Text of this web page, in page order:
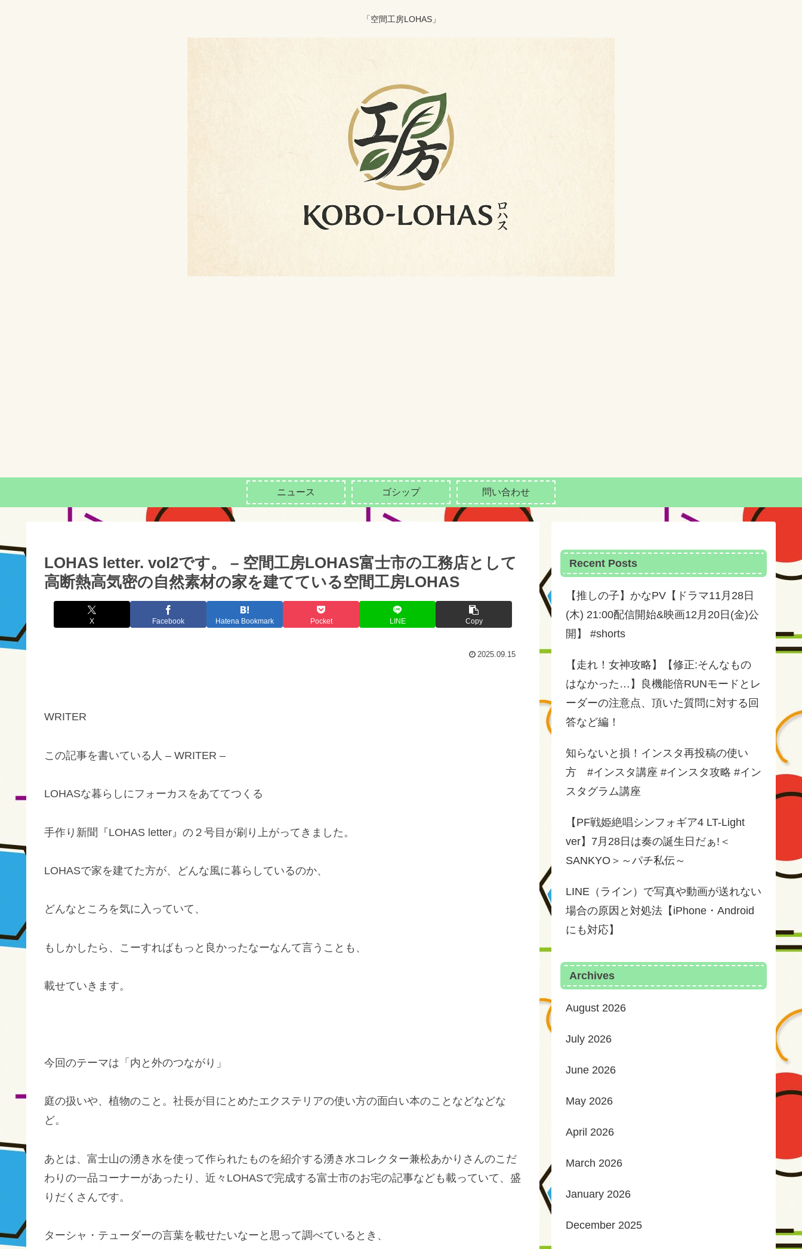
「空間工房LOHAS」
ニュース ゴシップ 問い合わせ
LOHAS letter. vol2です。 – 空間工房LOHAS富士市の工務店として
高断熱高気密の自然素材の家を建てている空間工房LOHAS
X Facebook Hatena Bookmark Pocket LINE Copy
2025.09.15
WRITER
この記事を書いている人 – WRITER –
LOHASな暮らしにフォーカスをあててつくる
手作り新聞『LOHAS letter』の２号目が刷り上がってきました。
LOHASで家を建てた方が、どんな風に暮らしているのか、
どんなところを気に入っていて、
もしかしたら、こーすればもっと良かったなーなんて言うことも、
載せていきます。
今回のテーマは「内と外のつながり」
庭の扱いや、植物のこと。社長が目にとめたエクステリアの使い方の面白い本のことなどなどな
ど。
あとは、富士山の湧き水を使って作られたものを紹介する湧き水コレクター兼松あかりさんのこだ
わりの一品コーナーがあったり、近々LOHASで完成する富士市のお宅の記事なども載っていて、盛
りだくさんです。
ターシャ・テューダーの言葉を載せたいなーと思って調べているとき、
Recent Posts
【推しの子】かなPV【ドラマ11月28日
(木) 21:00配信開始&映画12月20日(金)公
開】 #shorts
【走れ！女神攻略】【修正:そんなもの
はなかった…】良機能倍RUNモードとレ
ーダーの注意点、頂いた質問に対する回
答など編！
知らないと損！インスタ再投稿の使い
方 #インスタ講座 #インスタ攻略 #イン
スタグラム講座
【PF戦姫絶唱シンフォギア4 LT-Light
ver】7月28日は奏の誕生日だぁ!＜
SANKYO＞～パチ私伝～
LINE（ライン）で写真や動画が送れない
場合の原因と対処法【iPhone・Android
にも対応】
Archives
August 2026
July 2026
June 2026
May 2026
April 2026
March 2026
January 2026
December 2025